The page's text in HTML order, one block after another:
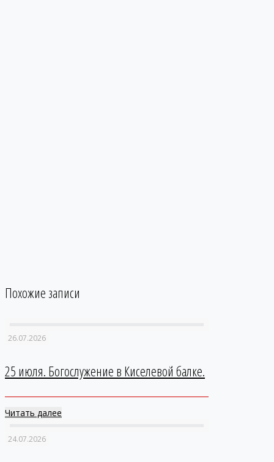
Похожие записи
26.07.2026
25 июля. Богослужение в Киселевой балке.
Читать далее
24.07.2026